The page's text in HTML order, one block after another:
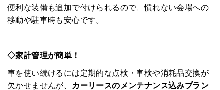
便利な装備も追加で付けられるので、慣れない会場への
移動や駐車時も安心です。
◇家計管理が簡単！
車を使い続けるには定期的な点検・車検や消耗品交換が
欠かせませんが、
カーリースのメンテナンス込みプラン